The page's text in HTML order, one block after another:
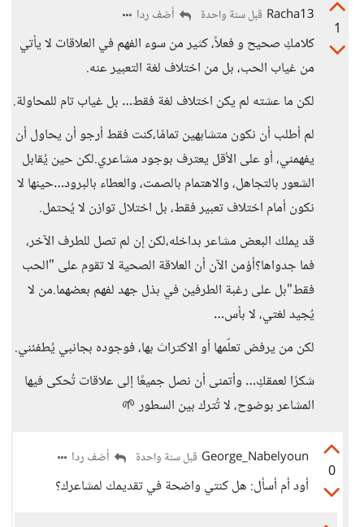
1
Racha13 قبل سنة واحدة أضف ردا
كلامكِ صحيح و فعلاً، كثير من سوء الفهم في العلاقات لا يأتي
من غياب الحب، بل من اختلاف لغة التعبير عنه.
لكن ما عشته لم يكن اختلاف لغة فقط… بل غياب تام للمحاولة.
لم أطلب أن نكون متشابهين تمامًا،كنت فقط أرجو أن يحاول أن
يفهمني، أو على الأقل يعترف بوجود مشاعري.لكن حين يُقابل
الشعور بالتجاهل، والاهتمام بالصمت، والعطاء بالبرود…حينها لا
نكون أمام اختلاف تعبير فقط، بل اختلال توازن لا يُحتمل.
قد يملك البعض مشاعر بداخله،لكن إن لم تصل للطرف الآخر،
فما جدواها؟أؤمن الآن أن العلاقة الصحية لا تقوم على "الحب
فقط"بل على رغبة الطرفين في بذل جهد لفهم بعضهما.من لا
يُجيد لغتي، لا بأس…
لكن من يرفض تعلّمها أو الاكتراث بها، فوجوده بجانبي يُطفئني.
شكرًا لعمقكِ… وأتمنى أن نصل جميعًا إلى علاقات تُحكى فيها
المشاعر بوضوح، لا تُترك بين السطور 🌱
0
George_Nabelyoun قبل سنة واحدة أضف ردا
أود أم أسأل: هل كنتي واضحة في تقديمك لمشاعرك؟